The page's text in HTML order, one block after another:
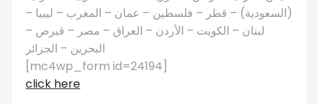
(السعودية) – قطر – فلسطين – عمان – المغرب – ليبيا –
لبنان – الكويت – الأردن – العراق – مصر – قبرص –
البحرين – الجزائر
[mc4wp_form id=24194]
click here